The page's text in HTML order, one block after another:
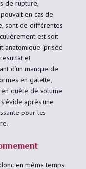
de rupture,
en cas de
sont de différentes
est soit
anatomique (prisée
et
d’un manque de
en galette,
quête de volume
après une
pour les
en même temps